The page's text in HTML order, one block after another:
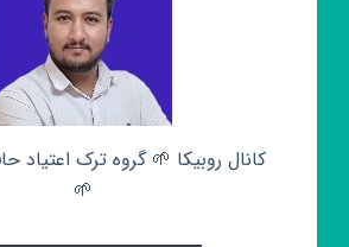
کانال روبیکا 🌱 گروه ترک اعتیاد
🌱